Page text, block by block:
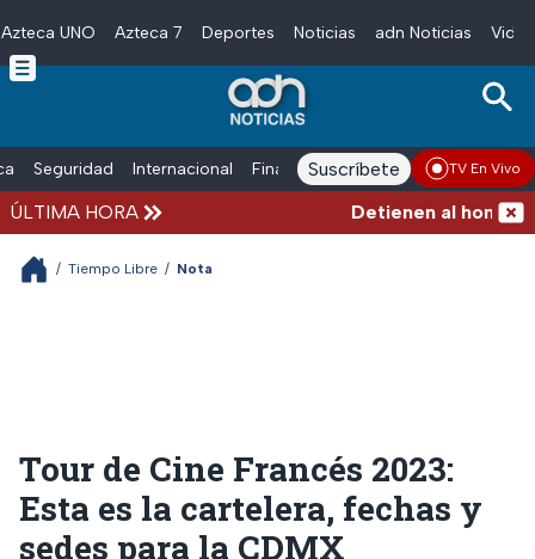
Skip to main content
Azteca UNO Azteca 7 Deportes Noticias adn Noticias
Seguridad Internacional Finanzas adn Noticias Radio
Suscríbete TV En Vivo
ÚLTIMA HORA Detienen al hombre
/ Tiempo Libre / Nota
Tour de Cine Francés 2023:
Esta es la cartelera, fechas y
sedes para la CDMX